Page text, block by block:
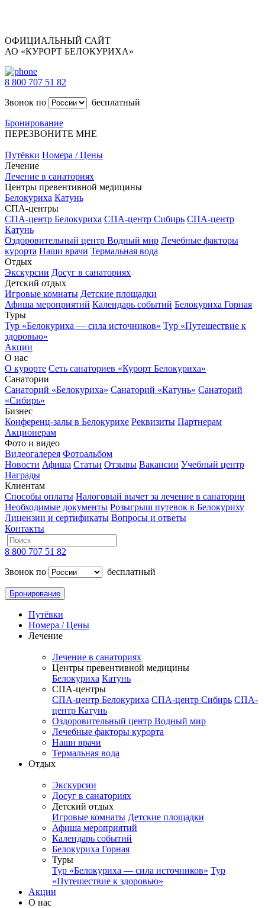
ОФИЦИАЛЬНЫЙ САЙТ
АО «КУРОРТ БЕЛОКУРИХА»
8 800 707 51 82
Звонок по
бесплатный
Бронирование
ПЕРЕЗВОНИТЕ МНЕ
Путёвки Номера / Цены
Лечение
Лечение в санаториях
Центры превентивной медицины
Белокуриха Катунь
СПА-центры
СПА-центр Белокуриха СПА-центр Сибирь СПА-центр
Катунь
Оздоровительный центр Водный мир Лечебные факторы
курорта Наши врачи Термальная вода
Отдых
Экскурсии Досуг в санаториях
Детский отдых
Игровые комнаты Детские площадки
Афиша мероприятий Календарь событий Белокуриха Горная
Туры
Тур «Белокуриха — сила источников» Тур «Путешествие к
здоровью»
Акции
О нас
О курорте Сеть санаториев «Курорт Белокуриха»
Санатории
Санаторий «Белокуриха» Санаторий «Катунь» Санаторий
«Сибирь»
Бизнес
Конференц-залы в Белокурихе Реквизиты Партнерам
Акционерам
Фото и видео
Видеогалерея Фотоальбом
Новости Афиша Статьи Отзывы Вакансии Учебный центр
Награды
Клиентам
Способы оплаты Налоговый вычет за лечение в санатории
Необходимые документы Розыгрыш путевок в Белокуриху
Лицензии и сертификаты Вопросы и ответы
Контакты
8 800 707 51 82
Звонок по
бесплатный
Бронирование
Путёвки
Номера / Цены
Лечение
Лечение в санаториях
Центры превентивной медицины
Белокуриха Катунь
СПА-центры
СПА-центр Белокуриха СПА-центр Сибирь СПА-
центр Катунь
Оздоровительный центр Водный мир
Лечебные факторы курорта
Наши врачи
Термальная вода
Отдых
Экскурсии
Досуг в санаториях
Детский отдых
Игровые комнаты Детские площадки
Афиша мероприятий
Календарь событий
Белокуриха Горная
Туры
Тур «Белокуриха — сила источников» Тур
«Путешествие к здоровью»
Акции
О нас